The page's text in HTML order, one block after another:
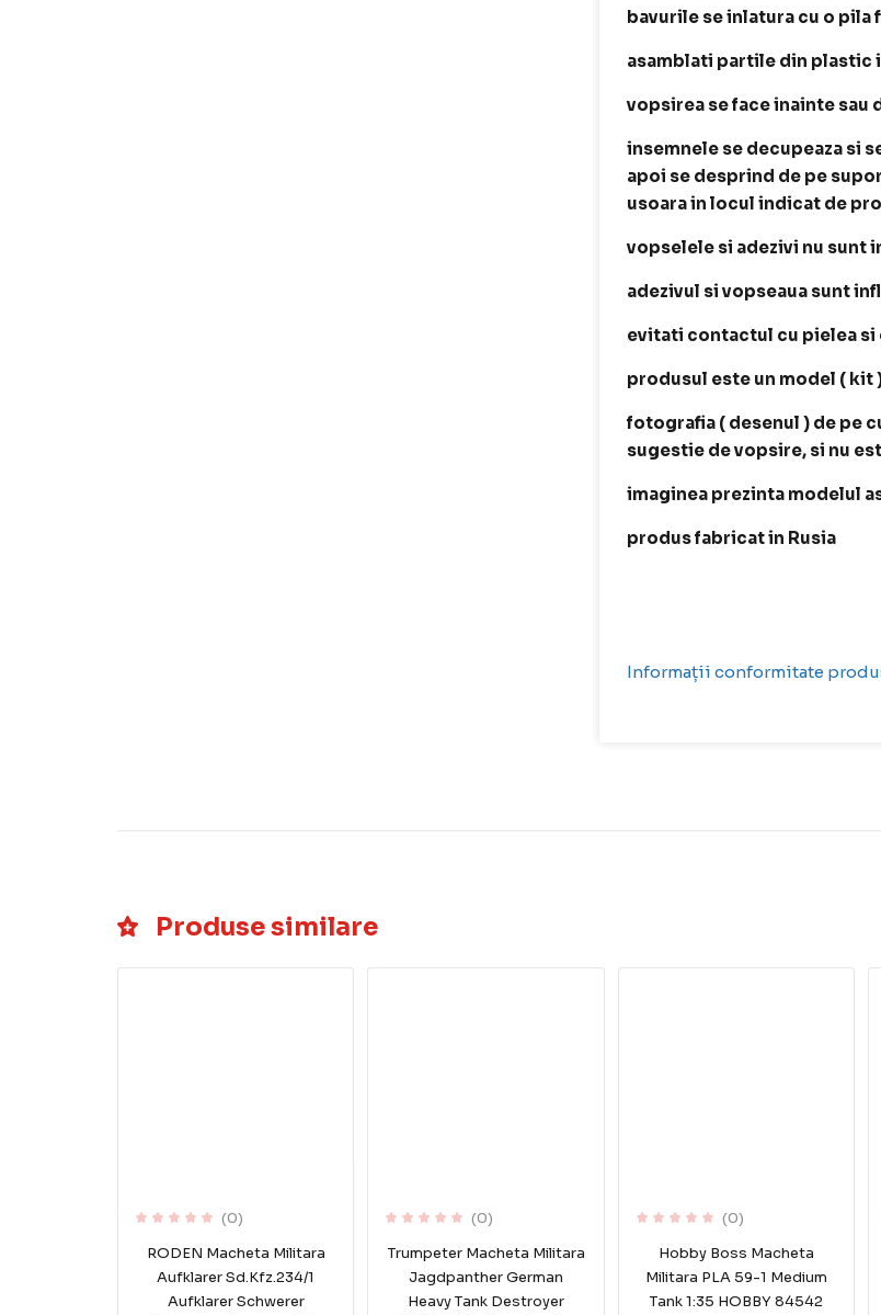
bavurile se inlatura cu o pila
asamblati partile din plastic
vopsirea se face inainte sau
insemnele se decupeaza si
apoi se desprind de pe
usoara in locul indicat de
vopselele si adezivi nu sunt
adezivul si vopseaua sunt
evitati contactul cu pielea si
produsul este un model ( kit
fotografia ( desenul ) de pe
sugestie de vopsire, si nu
imaginea prezinta modelul
produs fabricat in Rusia
Informații conformitate
Produse similare
(0)
RODEN Macheta Militara
Aufklarer Sd.Kfz.234/1
Aufklarer Schwerer
(0)
Trumpeter Macheta Militara
Jagdpanther German
Heavy Tank Destroyer
(0)
Hobby Boss Macheta
Militara PLA 59-1 Medium
Tank 1:35 HOBBY 84542